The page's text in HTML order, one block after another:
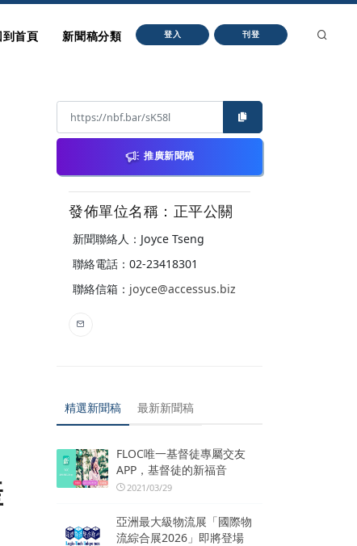
到首頁 新聞稿分類 登入 刊登
推廣新聞稿
發佈單位名稱：正平公關
新聞聯絡人：Joyce Tseng
聯絡電話：02-23418301
聯絡信箱： joyce@accessus.biz
精選新聞稿 最新新聞稿
FLOC唯一基督徒專屬交友
APP，基督徒的新福音
2021/03/29
亞洲最大級物流展「國際物
流綜合展2026」即將登場